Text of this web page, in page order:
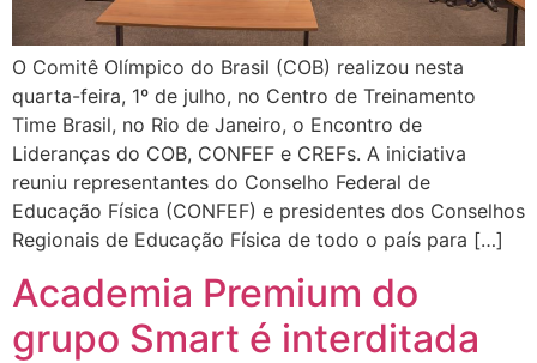
O Comitê Olímpico do Brasil (COB) realizou nesta
quarta-feira, 1º de julho, no Centro de Treinamento
Time Brasil, no Rio de Janeiro, o Encontro de
Lideranças do COB, CONFEF e CREFs. A iniciativa
reuniu representantes do Conselho Federal de
Educação Física (CONFEF) e presidentes dos Conselhos
Regionais de Educação Física de todo o país para […]
Academia Premium do
grupo Smart é interditada